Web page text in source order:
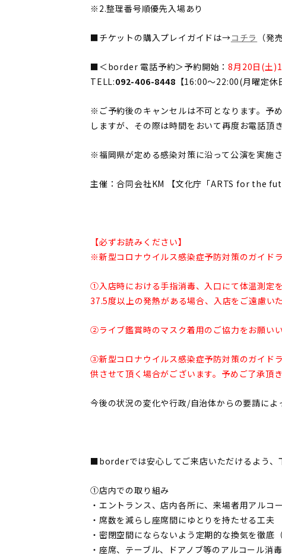
※2.整理番号順優先入場あり
■チケットの購入プレイガイドは→コチラ （発
■＜border 電話予約＞予約開始：8月20日(土
TELL:092-406-8448 【16:00〜22:00(月曜定休
※ご予約後のキャンセルは不可となります。予
しますが、その際は時間をおいて再度お電話頂
※福岡県が定める感染対策に沿って公演を実施
主催：合同会社KM 【文化庁「ARTS for the
【必ずお読みください】
※新型コロナウイルス感染症予防対策のガイド
①入店時における手指消毒、入口にて体温測定を
37.5度以上の発熱がある場合、入店をご遠慮いた
②ライブ鑑賞時のマスク着用のご協力をお願いい
③新型コロナウイルス感染症予防対策のガイド
供させて頂く場合がございます。予めご了承頂
今後の状況の変化や行政/自治体からの要請によ
■borderでは安心してご来店いただけるよう、
①店内での取り組み
・エントランス、店内各所に、来場者用アルコ
・席数を減らし座席間にゆとりを持たせる工夫
・密閉空間にならないよう定期的な換気を徹底
・座席、テーブル、ドアノブ等のアルコール消